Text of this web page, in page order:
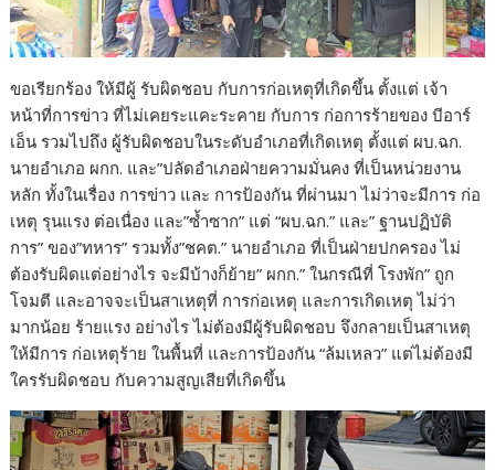
ขอเรียกร้อง ให้มีผู้ รับผิดชอบ กับการก่อเหตุที่เกิดขึ้น ตั้งแต่ เจ้า
หน้าที่การข่าว ที่ไม่เคยระแคะระคาย กับการ ก่อการร้ายของ บีอาร์
เอ็น รวมไปถึง ผู้รับผิดชอบในระดับอำเภอที่เกิดเหตุ ตั้งแต่ ผบ.ฉก.
นายอำเภอ ผกก. และ”ปลัดอำเภอฝ่ายความมั่นคง ที่เป็นหน่วยงาน
หลัก ทั้งในเรื่อง การข่าว และ การป้องกัน ที่ผ่านมา ไม่ว่าจะมีการ ก่อ
เหตุ รุนแรง ต่อเนื่อง และ”ซ้ำซาก” แต่ “ผบ.ฉก.” และ” ฐานปฏิบัติ
การ” ของ”ทหาร” รวมทั้ง”ชคต.” นายอำเภอ ที่เป็นฝ่ายปกครอง ไม่
ต้องรับผิดแต่อย่างไร จะมีบ้างก็ย้าย” ผกก.” ในกรณีที่ โรงพัก” ถูก
โจมตี และอาจจะเป็นสาเหตุที่ การก่อเหตุ และการเกิดเหตุ ไม่ว่า
มากน้อย ร้ายแรง อย่างไร ไม่ต้องมีผู้รับผิดชอบ จึงกลายเป็นสาเหตุ
ให้มีการ ก่อเหตุร้าย ในพื้นที่ และการป้องกัน “ล้มเหลว” แต่ไม่ต้องมี
ใครรับผิดชอบ กับความสูญเสียที่เกิดขึ้น